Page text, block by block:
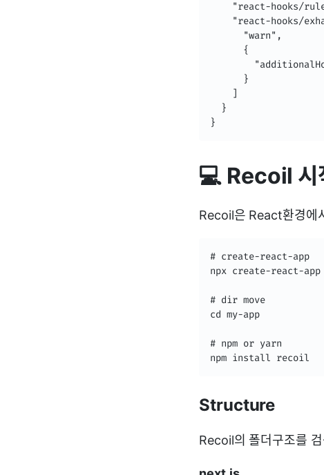
"react-hooks/
"react-hooks/
      "warn",
      {
      }
    ]
  }
}
💻 Recoil 시
Recoil은 React환경에
# create-react-app
npx create-react-app
# dir move
cd my-app
# npm or yarn
npm install recoil
Structure
Recoil의 폴더구조를